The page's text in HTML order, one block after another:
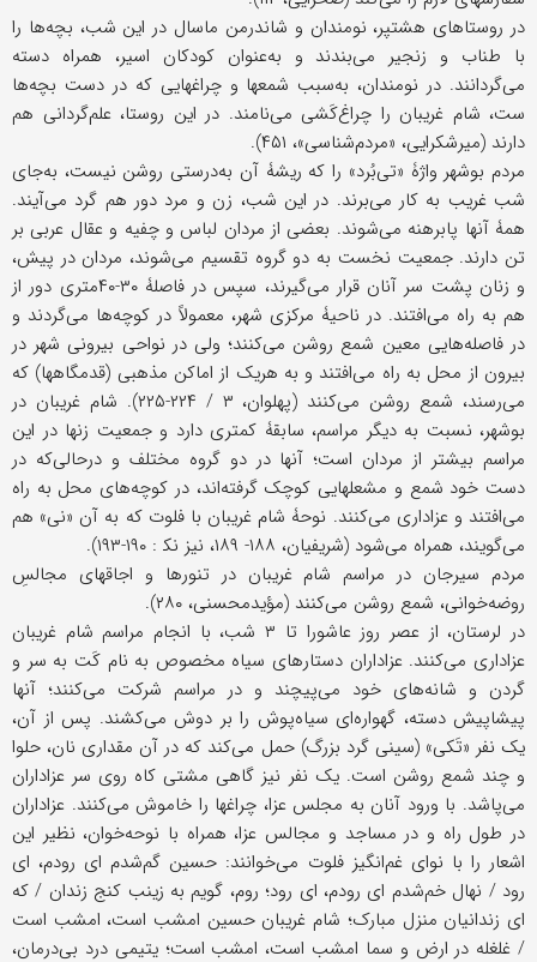
در روستاهای هشتپر، نومندان و شاندرمن ماسال در این شب، بچه‌ها را
با طناب و زنجیر می‌بندند و به‌عنوان کودکان اسیر، همراه دسته
می‌گردانند. در نومندان، به‌سبب شمعها و چراغهایی که در دست بچه‌ها
ست، شام غریبان را چراغ‌کَشی می‌نامند. در این روستا، علم‌گردانی هم
دارند (میرشکرایی، «مردم‌شناسی»، ۴۵۱).
مردم بوشهر واژۀ «تی‌بُرد» را که ریشۀ آن به‌درستی روشن نیست، به‌جای
شب غریب به کار می‌برند. در این شب، زن و مرد دور هم گرد می‌آیند.
همۀ آنها پابرهنه می‌شوند. بعضی از مردان لباس و چفیه و عقال عربی بر
تن دارند. جمعیت نخست به دو گروه تقسیم می‌شوند، مردان در پیش،
و زنان پشت سر آنان قرار می‌گیرند، سپس در فاصلۀ ۳۰-۴۰متری دور از
هم به راه می‌افتند. در ناحیۀ مرکزی شهر، معمولاً در کوچه‌ها می‌گردند و
در فاصله‌هایی معین شمع روشن می‌کنند؛ ولی در نواحی بیرونی شهر در
بیرون از محل به راه می‌افتند و به هریک از اماکن مذهبی (قدمگاهها) که
می‌رسند، شمع روشن می‌کنند (پهلوان، ۳ / ۲۲۴-۲۲۵). شام غریبان در
بوشهر، نسبت به دیگر مراسم، سابقۀ کمتری دارد و جمعیت زنها در این
مراسم بیشتر از مردان است؛ آنها در دو گروه مختلف و در‌حالی‌که در
دست خود شمع و مشعلهایی کوچک گرفته‌اند، در کوچه‌های محل به راه
می‌افتند و عزاداری می‌کنند. نوحۀ شام غریبان با فلوت که به آن «نی» هم
می‌گویند، همراه می‌شود (شریفیان، ۱۸۸- ۱۸۹، نیز نک‍ : ۱۹۰-۱۹۳).
مردم سیرجان در مراسم شام غریبان در تنور‌ها و اجاقهای مجالسِ
روضه‌خوانی، شمع روشن می‌کنند (مؤیدمحسنی، ۲۸۰).
در لرستان، از عصر روز عاشورا تا ۳ شب، با انجام مراسم شام غریبان
عزاداری می‌کنند. عزاداران دستارهای سیاه مخصوص به نام کَت به سر و
گردن و شانه‌های خود می‌پیچند و در مراسم شرکت می‌کنند؛ آنها
پیشاپیش دسته، گهواره‌ای سیاه‌پوش را بر دوش می‌کشند. پس از آن،
یک نفر «تَکی» (سینی گرد بزرگ) حمل می‌کند که در آن مقداری نان، حلوا
و چند شمع روشن است. یک نفر نیز گاهی مشتی کاه روی سر عزاداران
می‌پاشد. با ورود آنان به مجلس عزا، چراغها را خاموش می‌کنند. عزاداران
در طول راه و در مساجد و مجالس عزا، همراه با نوحه‌خوان، نظیر این
اشعار را با نوای غم‌انگیز فلوت می‌خوانند: حسین گم‌شدم ای رودم، ای
رود / نهال خم‌شدم ای رودم، ای رود؛ روم، گویم به زینب کنج زندان / که
ای زندانیان منزل مبارک؛ شام غریبان حسین امشب است، امشب است
/ غلغله در ارض و سما امشب است، امشب است؛ یتیمی درد بی‌درمان،